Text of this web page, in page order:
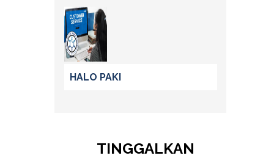
HALO PAKI
TINGGALKAN